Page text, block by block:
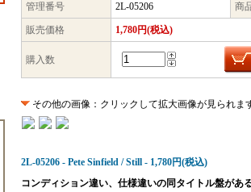
管理番号 2L-05206 商
販売価格 1,780円(税込)
購入数
その他の画像：クリックして拡大画像が見られま
2L-05206 - Pete Sinfield / Still - 1,780円(税込)
コンディション違い、仕様違いの同タイトル盤があ